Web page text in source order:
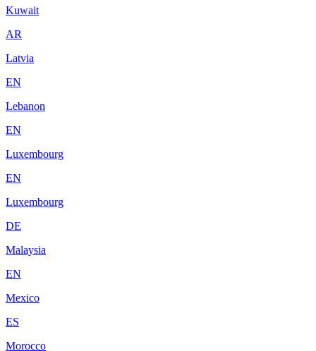
Kuwait
AR
Latvia
EN
Lebanon
EN
Luxembourg
EN
Luxembourg
DE
Malaysia
EN
Mexico
ES
Morocco